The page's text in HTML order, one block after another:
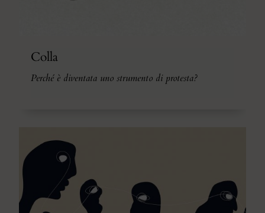
Colla
Perché è diventata uno strumento di protesta?